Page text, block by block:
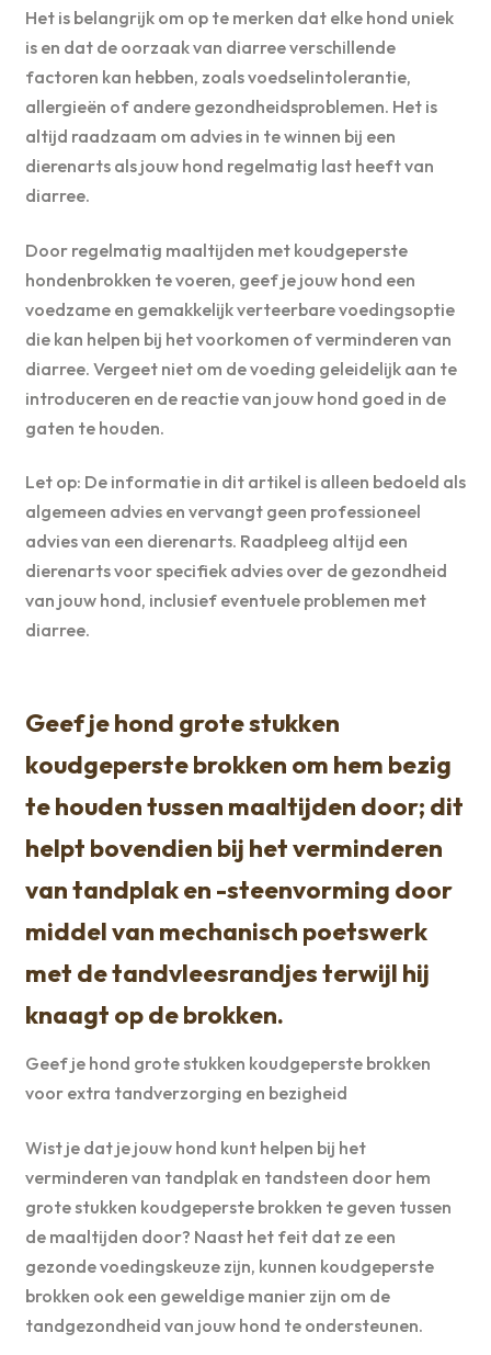
Het is belangrijk om op te merken dat elke hond uniek
is en dat de oorzaak van diarree verschillende
factoren kan hebben, zoals voedselintolerantie,
allergieën of andere gezondheidsproblemen. Het is
altijd raadzaam om advies in te winnen bij een
dierenarts als jouw hond regelmatig last heeft van
diarree.
Door regelmatig maaltijden met koudgeperste
hondenbrokken te voeren, geef je jouw hond een
voedzame en gemakkelijk verteerbare voedingsoptie
die kan helpen bij het voorkomen of verminderen van
diarree. Vergeet niet om de voeding geleidelijk aan te
introduceren en de reactie van jouw hond goed in de
gaten te houden.
Let op: De informatie in dit artikel is alleen bedoeld als
algemeen advies en vervangt geen professioneel
advies van een dierenarts. Raadpleeg altijd een
dierenarts voor specifiek advies over de gezondheid
van jouw hond, inclusief eventuele problemen met
diarree.
Geef je hond grote stukken
koudgeperste brokken om hem bezig
te houden tussen maaltijden door; dit
helpt bovendien bij het verminderen
van tandplak en -steenvorming door
middel van mechanisch poetswerk
met de tandvleesrandjes terwijl hij
knaagt op de brokken.
Geef je hond grote stukken koudgeperste brokken
voor extra tandverzorging en bezigheid
Wist je dat je jouw hond kunt helpen bij het
verminderen van tandplak en tandsteen door hem
grote stukken koudgeperste brokken te geven tussen
de maaltijden door? Naast het feit dat ze een
gezonde voedingskeuze zijn, kunnen koudgeperste
brokken ook een geweldige manier zijn om de
tandgezondheid van jouw hond te ondersteunen.